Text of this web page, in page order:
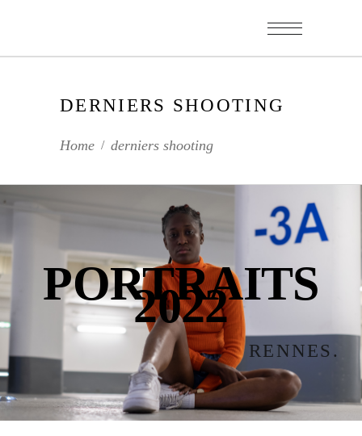
DERNIERS SHOOTING
Home / derniers shooting
PORTRAITS
2022
RENNES.